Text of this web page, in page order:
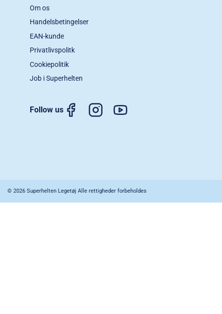
Om os
Handelsbetingelser
EAN-kunde
Privatlivspolitk
Cookiepolitik
Job i Superhelten
Follow us
© 2026 Superhelten Legetøj Alle rettigheder forbeholdes